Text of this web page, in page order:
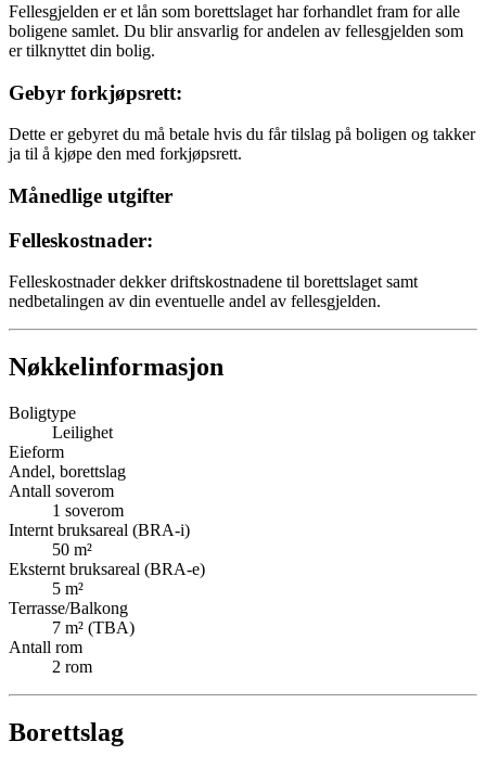
Fellesgjelden er et lån som borettslaget har forhandlet fram for alle
boligene samlet. Du blir ansvarlig for andelen av fellesgjelden som
er tilknyttet din bolig.
Gebyr forkjøpsrett:
Dette er gebyret du må betale hvis du får tilslag på boligen og takker
ja til å kjøpe den med forkjøpsrett.
Månedlige utgifter
Felleskostnader:
Felleskostnader dekker driftskostnadene til borettslaget samt
nedbetalingen av din eventuelle andel av fellesgjelden.
Nøkkelinformasjon
Boligtype
Leilighet
Eieform
Andel, borettslag
Antall soverom
1 soverom
Internt bruksareal (BRA-i)
50 m²
Eksternt bruksareal (BRA-e)
5 m²
Terrasse/Balkong
7 m² (TBA)
Antall rom
2 rom
Borettslag